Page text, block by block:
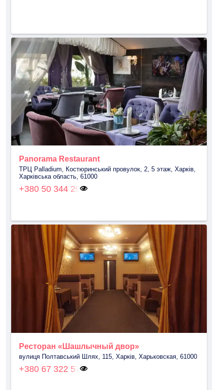
Panorama Restaurant
ТРЦ Palladium, Костюринський провулок, 2, 5 этаж, Харків,
Харківська область, 61000
+380 50 344 29
Ресторан «Шашлычный двор»
вулиця Полтавський Шлях, 115, Харків, Харьковская, 61000
+380 67 322 57